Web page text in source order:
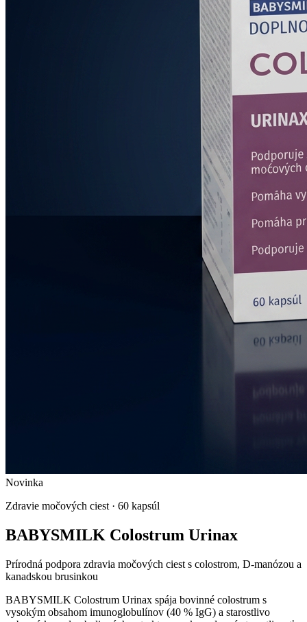
Novinka
Zdravie močových ciest · 60 kapsúl
BABYSMILK Colostrum Urinax
Prírodná podpora zdravia močových ciest s colostrom, D-manózou a
kanadskou brusinkou
BABYSMILK Colostrum Urinax spája bovinné colostrum s
vysokým obsahom imunoglobulínov (40 % IgG) a starostlivo